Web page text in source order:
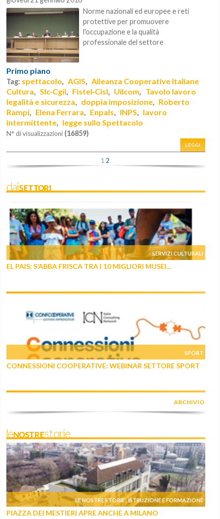
Norme nazionali ed europee e reti
protettive per promuovere
l'occupazione e la qualità
professionale del settore
Primo piano
Tag: spettacolo,AGIS,Alleanza Cooperative Italiane
Cultura,Slc‐Cgil, Fistel‐Cisl, Uilcom, Tavolo lavoro
legalità e sicurezza, doppia imposizione, Roberto
Rampi, Elena Ferrara, Enpals, INPS, lavoro
intermittente, legge sullo Spettacolo
N° di visualizzazioni (16859)
LEGGI
1 2
daiSETTORI
SERVIZI CULTURALI
EL PAIS: S’ABBA FRISCA TRA I 10 MIGLIORI MUSEI...
SPORT
CONNESSIONI COOPERATIVE: WEBINAR SETTORE SPORT
ARCHIVIO
leNOSTREstorie
LE NOSTRE STORIE ,ISTRUZIONE E FORMAZIONE
PIAZZA DEI MESTIERI APRE ANCHE A MILANO